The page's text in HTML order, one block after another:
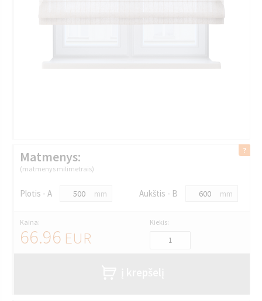
Matmenys:
(matmenys milimetrais)
Plotis - A mm Aukštis - B mm
Kaina:
66.96 EUR
Kiekis: